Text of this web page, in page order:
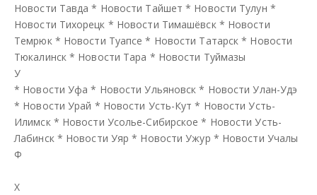
Новости Тавда * Новости Тайшет * Новости Тулун *
Новости Тихорецк * Новости Тимашёвск * Новости
Темрюк * Новости Туапсе * Новости Татарск * Новости
Тюкалинск * Новости Тара * Новости Туймазы
У
* Новости Уфа * Новости Ульяновск * Новости Улан-Удэ
* Новости Урай * Новости Усть-Кут * Новости Усть-
Илимск * Новости Усолье-Сибирское * Новости Усть-
Лабинск * Новости Уяр * Новости Ужур * Новости Учалы
Ф
Х